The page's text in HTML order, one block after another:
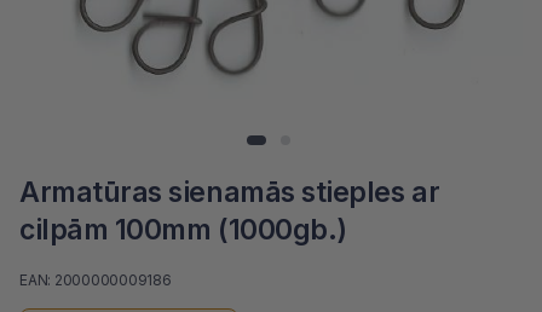
Armatūras sienamās stieples ar
cilpām 100mm (1000gb.)
EAN: 2000000009186